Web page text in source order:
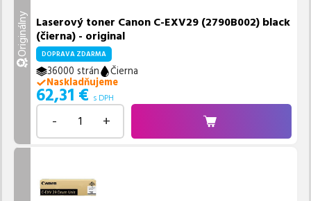
najvhodnejšie, alebo máte akékoľvek ďalšie otázky, môžete sa na
nás kedykoľvek obrátiť e-mailom alebo telefonicky. Sme tu, aby
sme vám pomohli vybrať to najlepšie riešenie.
Originálny Laserový toner Canon C-EXV29 (2790B002) black
(čierna) - original
DOPRAVA ZDARMA
36000 strán
Čierna
Naskladňujeme
62,31 € s DPH
- +